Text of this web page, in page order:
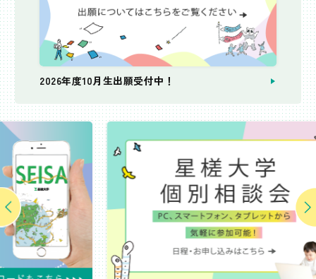
2026年度10月生出願受付中！